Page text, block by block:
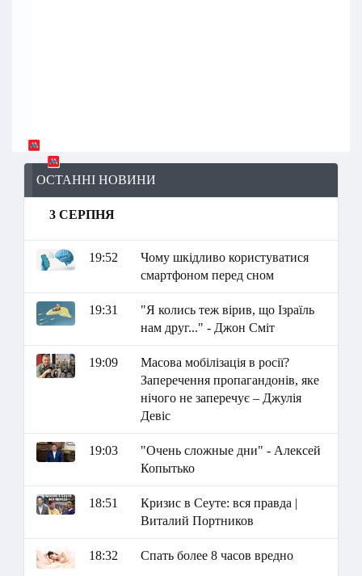
ОСТАННІ НОВИНИ
3 СЕРПНЯ
19:52
Чому шкідливо користуватися
смартфоном перед сном
19:31
"Я колись теж вірив, що Ізраїль
нам друг..." - Джон Сміт
19:09
Масова мобілізація в росії?
Заперечення пропагандонів, яке
нічого не заперечує – Джулія
Девіс
19:03
"Очень сложные дни" - Алексей
Копытько
18:51
Кризис в Сеуте: вся правда |
Виталий Портников
18:32 Спать более 8 часов вредно